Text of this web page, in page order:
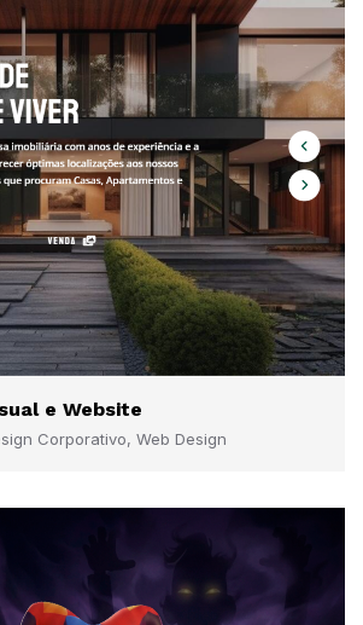
e Website
Corporativo, Web Design